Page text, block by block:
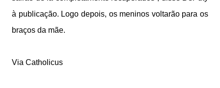
à publicação. Logo depois, os meninos voltarão para os
braços da mãe.
Via Catholicus